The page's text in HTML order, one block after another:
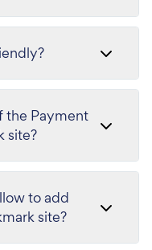
the Payment
site?
to add
site?